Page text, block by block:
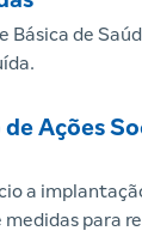
Básica de
de Ações
a
medidas para